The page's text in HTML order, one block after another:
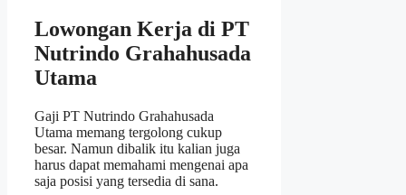
Lowongan Kerja di PT
Nutrindo Grahahusada
Utama
Gaji PT Nutrindo Grahahusada
Utama memang tergolong cukup
besar. Namun dibalik itu kalian juga
harus dapat memahami mengenai apa
saja posisi yang tersedia di sana.